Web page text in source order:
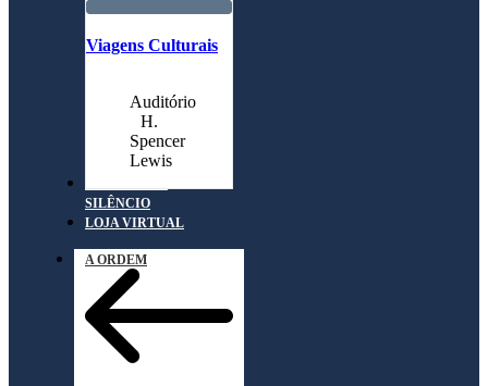
Viagens Culturais
Auditório
H.
Spencer
Lewis
SILÊNCIO
LOJA VIRTUAL
A ORDEM